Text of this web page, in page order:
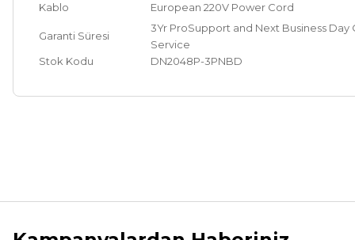
Kablo
European 220V Power Cord
Garanti Süresi
3Yr ProSupport and Next Business Day
Service
Stok Kodu
DN2048P-3PNBD